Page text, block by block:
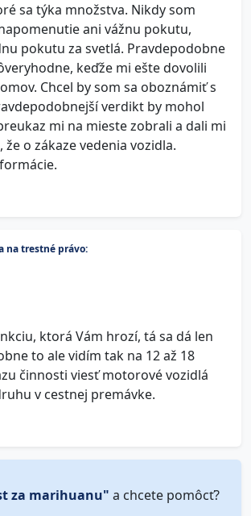
sa týka množstva. Nikdy som
ani vážnu pokutu,
pokutu za svetlá. Pravdepodobne
keďže mi ešte dovolili
Chcel by som sa oboznámiť s
verdikt by mohol
mi na mieste zobrali a dali mi
že o zákaze vedenia vozidla.
na trestné právo:
ktorá Vám hrozí, tá sa dá len
to ale vidím tak na 12 až 18
činnosti viesť motorové vozidlá
v cestnej premávke.
za marihuanu" a chcete pomôcť?